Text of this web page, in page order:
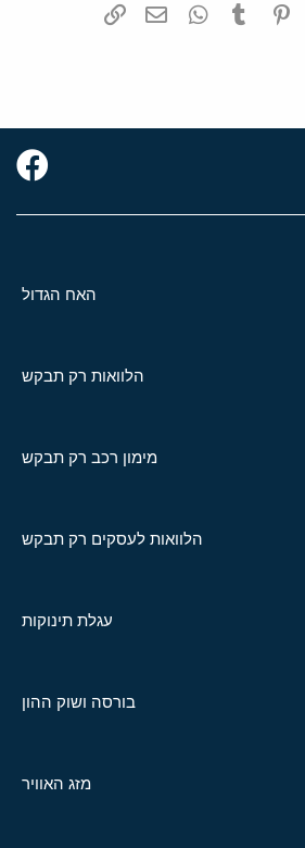
Reddit
Pinterest
Tumblr
WhatsAppדואר אלקטרוני
האח הגדול
הלוואות רק תבקש
מימון רכב רק תבקש
הלוואות לעסקים רק תבקש
עגלת תינוקות
בורסה ושוק ההון
מזג האוויר